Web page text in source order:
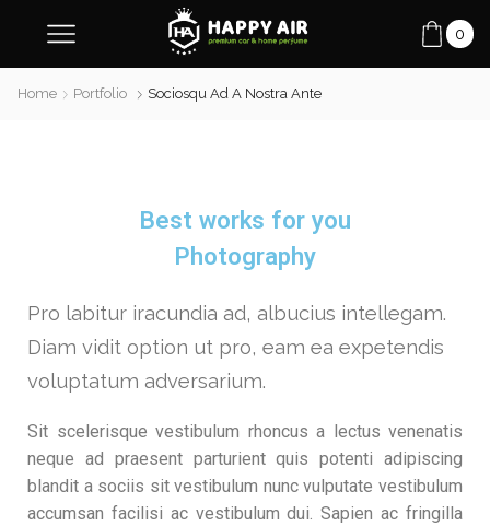
0
Home Portfolio Sociosqu Ad A Nostra Ante
Best works for you
Photography
Pro labitur iracundia ad, albucius intellegam.
Diam vidit option ut pro, eam ea expetendis
voluptatum adversarium.
Sit scelerisque vestibulum rhoncus a lectus venenatis
neque ad praesent parturient quis potenti adipiscing
blandit a sociis sit vestibulum nunc vulputate vestibulum
accumsan facilisi ac vestibulum dui. Sapien ac fringilla